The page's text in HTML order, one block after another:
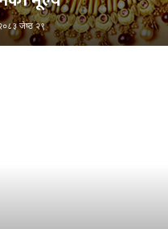
जेष्ठ २९